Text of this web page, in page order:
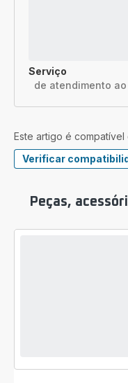
Serviço
de atendimento
Este artigo é
Verificar
Peças,